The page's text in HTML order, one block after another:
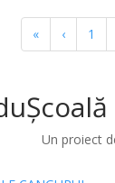
Prima
pagină
«
Pagina
‹ 1
Un proiect